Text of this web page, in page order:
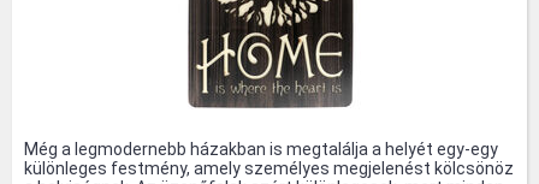
Még a legmodernebb házakban is megtalálja a helyét egy-egy
különleges festmény, amely személyes megjelenést kölcsönöz